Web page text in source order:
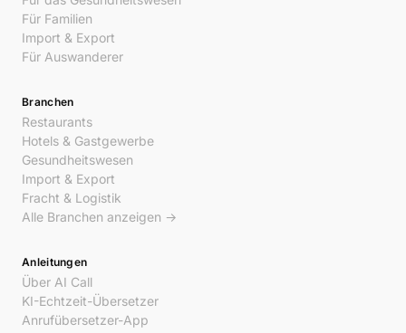
Für Familien
Import & Export
Für Auswanderer
Branchen
Restaurants
Hotels & Gastgewerbe
Gesundheitswesen
Import & Export
Fracht & Logistik
Alle Branchen anzeigen →
Anleitungen
Über AI Call
KI-Echtzeit-Übersetzer
Anrufübersetzer-App